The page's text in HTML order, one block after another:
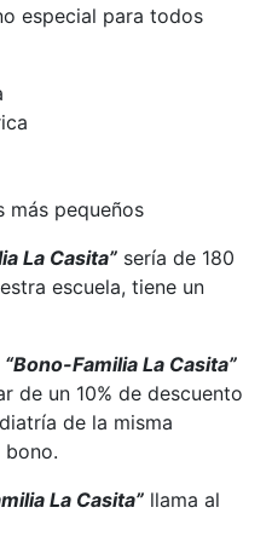
especial para todos
más pequeños
La Casita” sería de 180
escuela, tiene un
“Bono-Familia La Casita”
de un 10% de descuento
de la misma
bono.
La Casita” llama al